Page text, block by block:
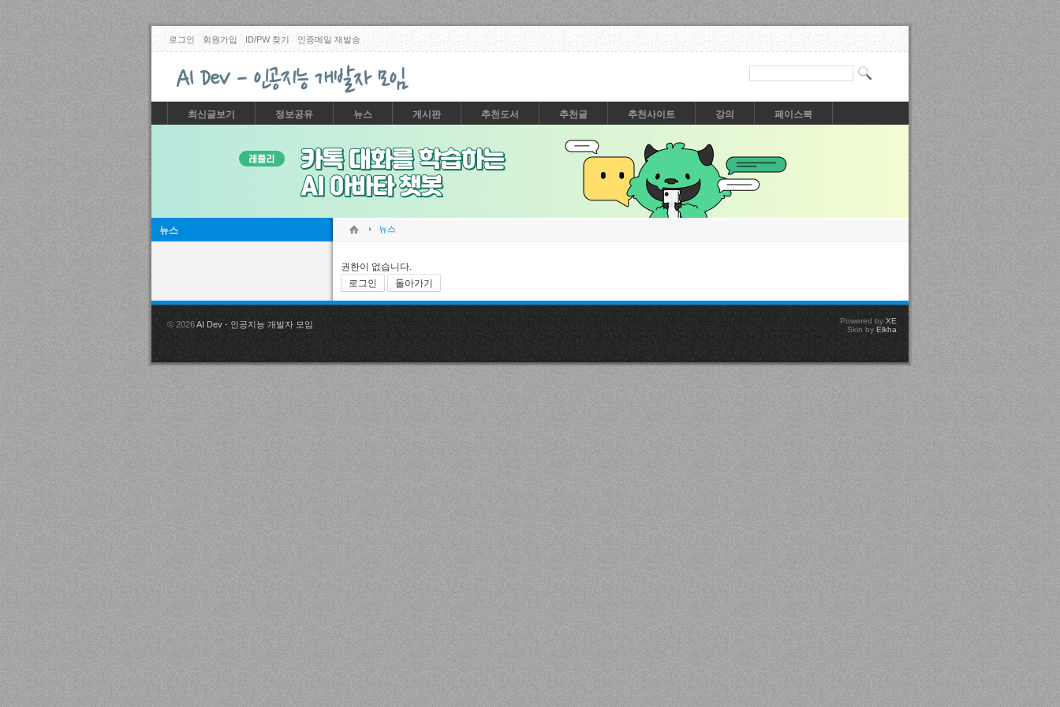
로그인 회원가입 ID/PW 찾기 인증메일 재발송
최신글보기 정보공유 뉴스 게시판 추천도서 추천글 추천사이트 강의 페이스북
뉴스 뉴스
권한이 없습니다.
로그인
돌아가기
© 2026AI Dev - 인공지능 개발자 모임 Powered by XE
Skin by Elkha